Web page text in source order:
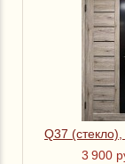
Q37
3 900